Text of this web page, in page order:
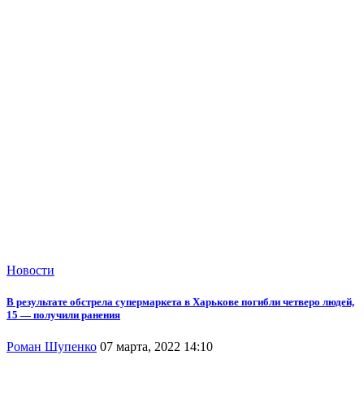
Новости
В результате обстрела супермаркета в Харькове погибли четверо людей,
15 — получили ранения
Роман Шупенко 07 марта, 2022 14:10